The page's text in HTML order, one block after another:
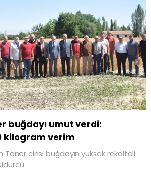
buğdayı umut verdi:
kilogram verim
Taner cinsi buğdayın yüksek rekolteli